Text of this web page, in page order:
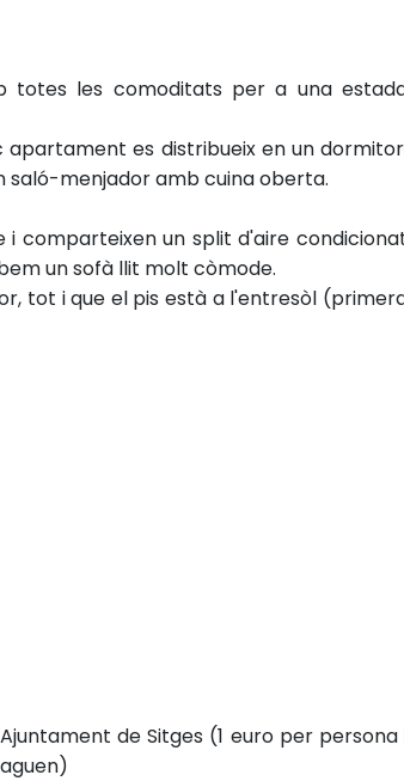
totes les comoditats per a una
es distribueix en un
saló-menjador amb cuina oberta.
comparteixen un split d'aire
un sofà llit molt còmode.
tot i que el pis està a l'entresòl
de Sitges (1 euro per persona